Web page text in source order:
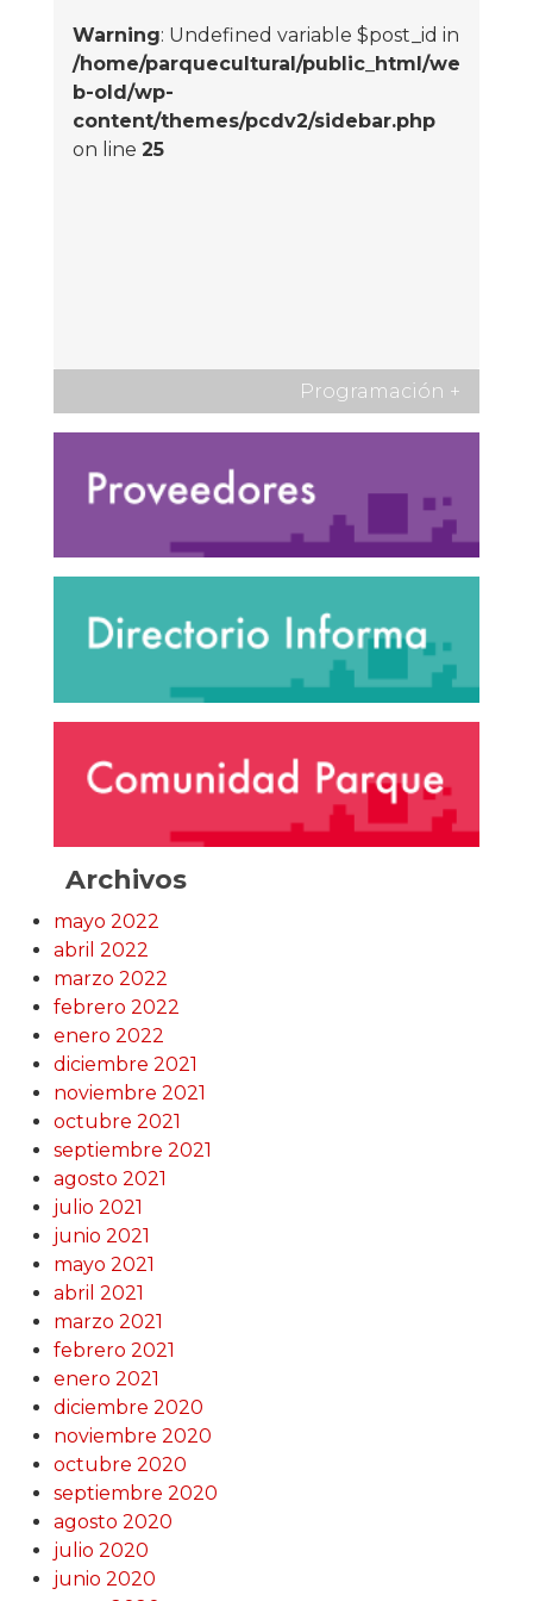
Warning: Undefined variable $post_id in
/home/parquecultural/public_html/we
b-old/wp-
content/themes/pcdv2/sidebar.php
on line 25
Programación +
Archivos
mayo 2022
abril 2022
marzo 2022
febrero 2022
enero 2022
diciembre 2021
noviembre 2021
octubre 2021
septiembre 2021
agosto 2021
julio 2021
junio 2021
mayo 2021
abril 2021
marzo 2021
febrero 2021
enero 2021
diciembre 2020
noviembre 2020
octubre 2020
septiembre 2020
agosto 2020
julio 2020
junio 2020